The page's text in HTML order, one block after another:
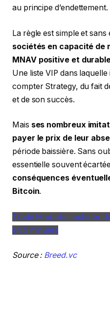
au principe d’endettement.
La règle est simple et
sociétés en capacité de
MNAV positive et
Une liste VIP dans
compter Strategy, du fait
et de son succès.
Mais ses nombreux
payer le prix de leur
période baissière. Sans
essentielle souvent
conséquences
Bitcoin.
Trade Republic : acheter
en 5 minutes
Source : Breed.vc